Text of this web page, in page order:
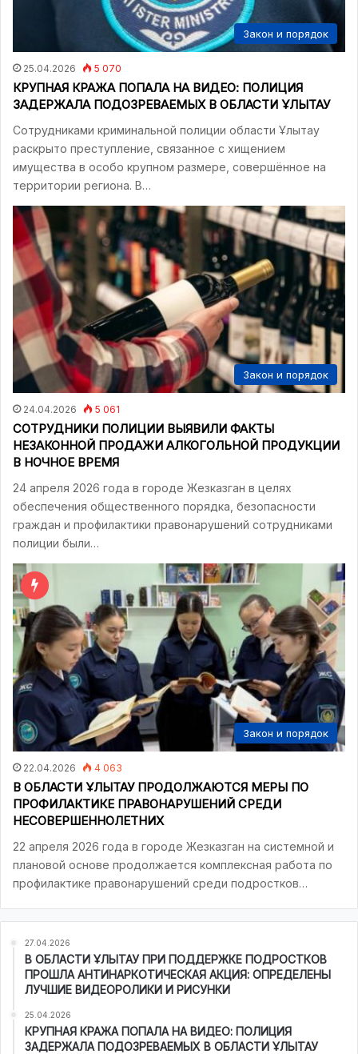
Закон и порядок
25.04.2026 5 070
КРУПНАЯ КРАЖА ПОПАЛА НА ВИДЕО: ПОЛИЦИЯ
ЗАДЕРЖАЛА ПОДОЗРЕВАЕМЫХ В ОБЛАСТИ ҰЛЫТАУ
Сотрудниками криминальной полиции области Ұлытау
раскрыто преступление, связанное с хищением
имущества в особо крупном размере, совершённое на
территории региона. В…
Закон и порядок
24.04.2026 5 061
СОТРУДНИКИ ПОЛИЦИИ ВЫЯВИЛИ ФАКТЫ
НЕЗАКОННОЙ ПРОДАЖИ АЛКОГОЛЬНОЙ ПРОДУКЦИИ
В НОЧНОЕ ВРЕМЯ
24 апреля 2026 года в городе Жезказган в целях
обеспечения общественного порядка, безопасности
граждан и профилактики правонарушений сотрудниками
полиции были…
Закон и порядок
22.04.2026 4 063
В ОБЛАСТИ ҰЛЫТАУ ПРОДОЛЖАЮТСЯ МЕРЫ ПО
ПРОФИЛАКТИКЕ ПРАВОНАРУШЕНИЙ СРЕДИ
НЕСОВЕРШЕННОЛЕТНИХ
22 апреля 2026 года в городе Жезказган на системной и
плановой основе продолжается комплексная работа по
профилактике правонарушений среди подростков…
27.04.2026
В ОБЛАСТИ ҰЛЫТАУ ПРИ ПОДДЕРЖКЕ ПОДРОСТКОВ
ПРОШЛА АНТИНАРКОТИЧЕСКАЯ АКЦИЯ: ОПРЕДЕЛЕНЫ
ЛУЧШИЕ ВИДЕОРОЛИКИ И РИСУНКИ
25.04.2026
КРУПНАЯ КРАЖА ПОПАЛА НА ВИДЕО: ПОЛИЦИЯ
ЗАДЕРЖАЛА ПОДОЗРЕВАЕМЫХ В ОБЛАСТИ ҰЛЫТАУ